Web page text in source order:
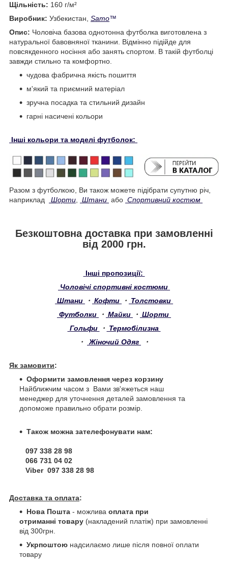
Щільність: 160 г/м²
Виробник: Узбекистан, Samo™
Опис: Чоловіча базова однотонна футболка виготовлена з
натуральної бавовняної тканини. Відмінно підійде для
повсякденного носіння або занять спортом. В такій футболці
завжди стильно та комфортно.
чудова фабрична якість пошиття
м'який та приємний матеріал
зручна посадка та стильний дизайн
гарні насичені кольори
Інші кольори та моделі футболок:
Разом з футболкою, Ви також можете підібрати супутню річ,
наприклад
Шорти Штани або Спортивний костюм
Безкоштовна доставка при замовленні
від 2000 грн.
Інші пропозиції:
Чоловічі спортивні костюми
Штани
・ Кофти ・ Толстовки
Футболки
・ Майки ・ Шорти
Гольфи
・ Термобілизна
・
Жіночий Одяг ・
Як замовити:
Оформити замовлення через корзину
Найближчим часом з Вами зв'яжеться наш
менеджер для уточнення деталей замовлення та
допоможе правильно обрати розмір.
Також можна зателефонувати нам:
097 338 28 98
066 731 04 02
Viber 097 338 28 98
Доставка та оплата:
Нова Пошта - можлива оплата при
отриманні товару (накладений платіж) при замовленні
від 300грн.
Укрпоштою надсилаємо лише після повної оплати
товару